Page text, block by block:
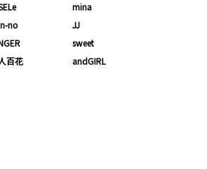
mina
no
JJ
sweet
百花
andGIRL